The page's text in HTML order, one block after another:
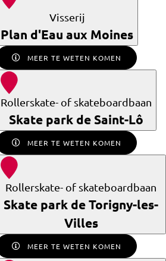
Visserij
Plan d'Eau aux Moines
MEER TE WETEN KOMEN
Rollerskate- of skateboardbaan
Skate park de Saint-Lô
MEER TE WETEN KOMEN
Rollerskate- of skateboardbaan
Skate park de Torigny-les-
Villes
MEER TE WETEN KOMEN